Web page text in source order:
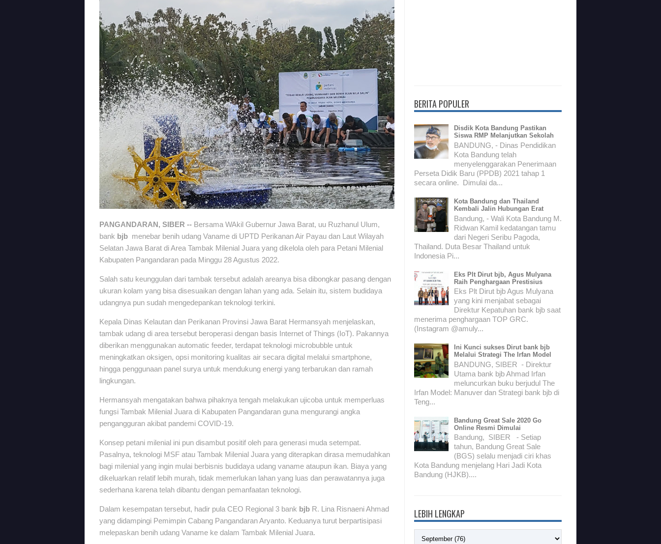
PANGANDARAN, SIBER -- Bersama WAkil Gubernur Jawa Barat, uu Ruzhanul Ulum,
bank bjb menebar benih udang Vaname di UPTD Perikanan Air Payau dan Laut Wilayah
Selatan Jawa Barat di Area Tambak Milenial Juara yang dikelola oleh para Petani Milenial
Kabupaten Pangandaran pada Minggu 28 Agustus 2022.
Salah satu keunggulan dari tambak tersebut adalah areanya bisa dibongkar pasang dengan
ukuran kolam yang bisa disesuaikan dengan lahan yang ada. Selain itu, sistem budidaya
udangnya pun sudah mengedepankan teknologi terkini.
Kepala Dinas Kelautan dan Perikanan Provinsi Jawa Barat Hermansyah menjelaskan,
tambak udang di area tersebut beroperasi dengan basis Internet of Things (IoT). Pakannya
diberikan menggunakan automatic feeder, terdapat teknologi microbubble untuk
meningkatkan oksigen, opsi monitoring kualitas air secara digital melalui smartphone,
hingga penggunaan panel surya untuk mendukung energi yang terbarukan dan ramah
lingkungan.
Hermansyah mengatakan bahwa pihaknya tengah melakukan ujicoba untuk memperluas
fungsi Tambak Milenial Juara di Kabupaten Pangandaran guna mengurangi angka
pengangguran akibat pandemi COVID-19.
Konsep petani milenial ini pun disambut positif oleh para generasi muda setempat.
Pasalnya, teknologi MSF atau Tambak Milenial Juara yang diterapkan dirasa memudahkan
bagi milenial yang ingin mulai berbisnis budidaya udang vaname ataupun ikan. Biaya yang
dikeluarkan relatif lebih murah, tidak memerlukan lahan yang luas dan perawatannya juga
sederhana karena telah dibantu dengan pemanfaatan teknologi.
Dalam kesempatan tersebut, hadir pula CEO Regional 3 bank bjb R. Lina Risnaeni Ahmad
yang didampingi Pemimpin Cabang Pangandaran Aryanto. Keduanya turut berpartisipasi
melepaskan benih udang Vaname ke dalam Tambak Milenial Juara.
BERITA POPULER
Disdik Kota Bandung Pastikan
Siswa RMP Melanjutkan Sekolah
BANDUNG, - Dinas Pendidikan
Kota Bandung telah
menyelenggarakan Penerimaan
Perseta Didik Baru (PPDB) 2021 tahap 1
secara online. Dimulai da...
Kota Bandung dan Thailand
Kembali Jalin Hubungan Erat
Bandung, - Wali Kota Bandung M.
Ridwan Kamil kedatangan tamu
dari Negeri Seribu Pagoda,
Thailand. Duta Besar Thailand untuk
Indonesia Pi...
Eks Plt Dirut bjb, Agus Mulyana
Raih Penghargaan Prestisius
Eks Plt Dirut bjb Agus Mulyana
yang kini menjabat sebagai
Direktur Kepatuhan bank bjb saat
menerima penghargaan TOP GRC.
(Instagram @amuly...
Ini Kunci sukses Dirut bank bjb
Melalui Strategi The Irfan Model
BANDUNG, SIBER - Direktur
Utama bank bjb Ahmad Irfan
meluncurkan buku berjudul The
Irfan Model: Manuver dan Strategi bank bjb di
Teng...
Bandung Great Sale 2020 Go
Online Resmi Dimulai
Bandung, SIBER - Setiap
tahun, Bandung Great Sale
(BGS) selalu menjadi ciri khas
Kota Bandung menjelang Hari Jadi Kota
Bandung (HJKB)....
LEBIH LENGKAP